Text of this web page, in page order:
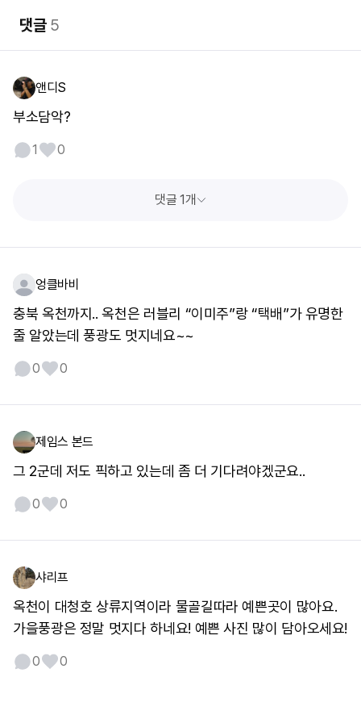
댓글5
앤디S
부소담악?
1 0
댓글 1개
엉클바비
충북 옥천까지.. 옥천은 러블리 “이미주”랑 “택배”가 유명한
줄 알았는데 풍광도 멋지네요~~
0 0
제임스 본드
그 2군데 저도 픽하고 있는데 좀 더 기다려야겠군요..
0 0
샤리프
옥천이 대청호 상류지역이라 물골길따라 예쁜곳이 많아요.
가을풍광은 정말 멋지다 하네요! 예쁜 사진 많이 담아오세요!
0 0